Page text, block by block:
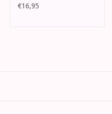
€16,95